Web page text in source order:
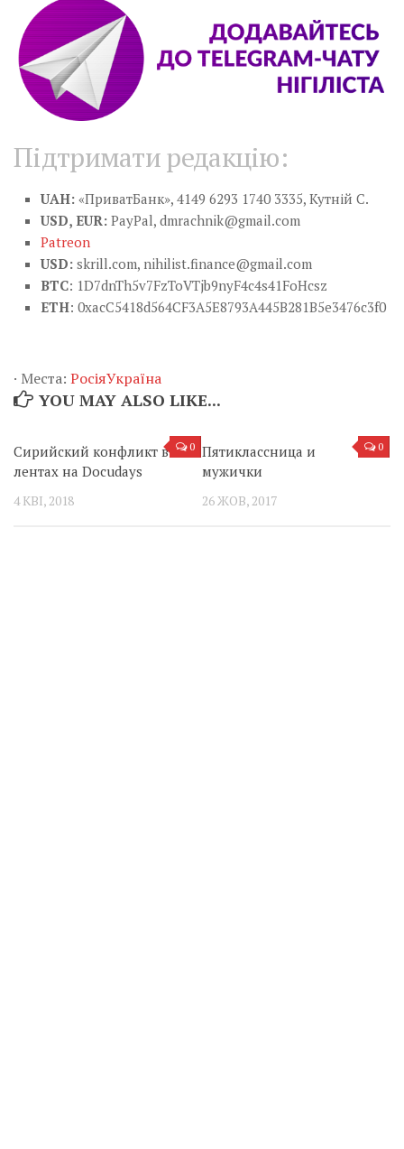
Підтримати редакцію:
UAH: «ПриватБанк», 4149 6293 1740 3335, Кутній С.
USD, EUR: PayPal, dmrachnik@gmail.com
Patreon
USD: skrill.com, nihilist.finance@gmail.com
BTC: 1D7dnTh5v7FzToVTjb9nyF4c4s41FoHcsz
ETH: 0xacC5418d564CF3A5E8793A445B281B5e3476c3f0
· Места: РосіяУкраїна
YOU MAY ALSO LIKE...
0
Сирийский конфликт в
лентах на Docudays
4 КВІ, 2018
0
Пятиклассница и
мужички
26 ЖОВ, 2017